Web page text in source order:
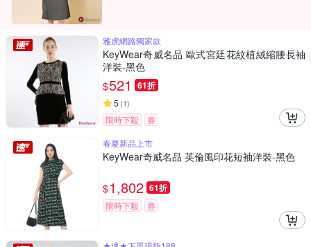
雅虎網路獨家款
KeyWear奇威名品 歐式宮廷花紋植絨縮腰長袖
洋裝-黑色
$521 61折
5 (1)
限時下殺
券
春夏新品上市
KeyWear奇威名品 英倫風印花短袖洋裝-黑色
$1,802 61折
限時下殺 券